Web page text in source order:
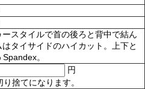
スタイルで首の後ろと背中で結ん
タイサイドのハイカット。上下と
。
円
捨てになります。